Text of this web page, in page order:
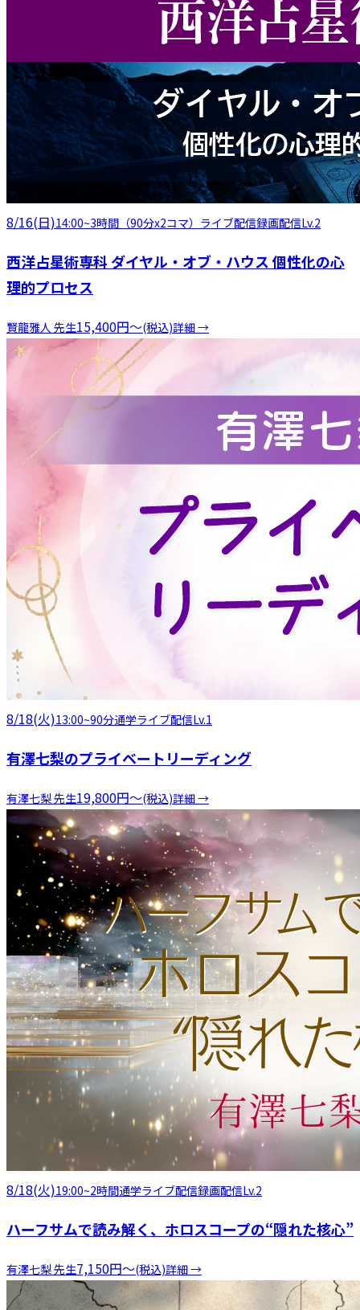
8/16(日)14:00~3時間（90分x2コマ） ライブ配信録画配信Lv.2
西洋占星術専科 ダイヤル・オブ・ハウス 個性化の心
理的プロセス
賢龍雅人 先生15,400円〜(税込)詳細 →
8/18(火)13:00~90分通学ライブ配信Lv.1
有澤七梨のプライベートリーディング
有澤七梨先生19,800円〜(税込)詳細 →
8/18(火)19:00~2時間通学ライブ配信録画配信Lv.2
ハーフサムで読み解く、ホロスコープの“隠れた核心”
有澤七梨先生7,150円〜(税込)詳細 →